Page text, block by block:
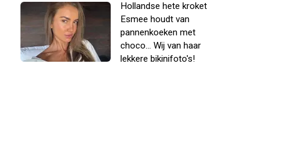
Hollandse hete kroket
Esmee houdt van
pannenkoeken met
choco... Wij van haar
lekkere bikinifoto's!